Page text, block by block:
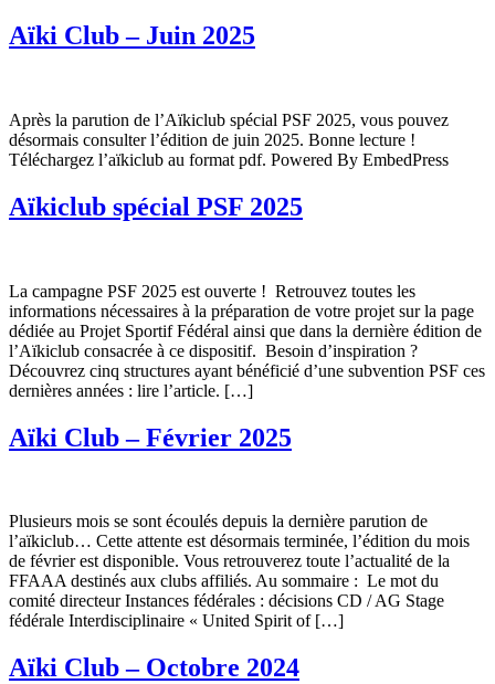
Aïki Club – Juin 2025
Après la parution de l’Aïkiclub spécial PSF 2025, vous pouvez
désormais consulter l’édition de juin 2025. Bonne lecture !
Téléchargez l’aïkiclub au format pdf. Powered By EmbedPress
Aïkiclub spécial PSF 2025
La campagne PSF 2025 est ouverte ! Retrouvez toutes les
informations nécessaires à la préparation de votre projet sur la page
dédiée au Projet Sportif Fédéral ainsi que dans la dernière édition de
l’Aïkiclub consacrée à ce dispositif. Besoin d’inspiration ?
Découvrez cinq structures ayant bénéficié d’une subvention PSF ces
dernières années : lire l’article. […]
Aïki Club – Février 2025
Plusieurs mois se sont écoulés depuis la dernière parution de
l’aïkiclub… Cette attente est désormais terminée, l’édition du mois
de février est disponible. Vous retrouverez toute l’actualité de la
FFAAA destinés aux clubs affiliés. Au sommaire : Le mot du
comité directeur Instances fédérales : décisions CD / AG Stage
fédérale Interdisciplinaire « United Spirit of […]
Aïki Club – Octobre 2024